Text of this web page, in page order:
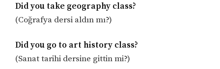
Did you take geography class?
(Coğrafya dersi aldın mı?)
Did you go to art history class?
(Sanat tarihi dersine gittin mi?)